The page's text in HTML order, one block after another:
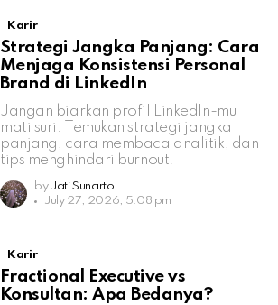
Karir
Strategi Jangka Panjang: Cara
Menjaga Konsistensi Personal
Brand di LinkedIn
Jangan biarkan profil LinkedIn-mu
mati suri. Temukan strategi jangka
panjang, cara membaca analitik, dan
tips menghindari burnout.
by Jati Sunarto
July 27, 2026, 5:08 pm
Karir
Fractional Executive vs
Konsultan: Apa Bedanya?